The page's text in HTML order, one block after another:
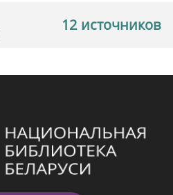
12 источников